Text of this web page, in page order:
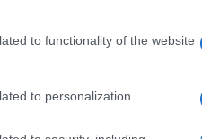
to functionality of the website
to personalization.
dato